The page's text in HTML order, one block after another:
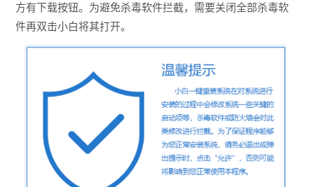
方有下载按钮。为避免杀毒软件拦截，需要关闭全部杀毒软
件再双击小白将其打开。